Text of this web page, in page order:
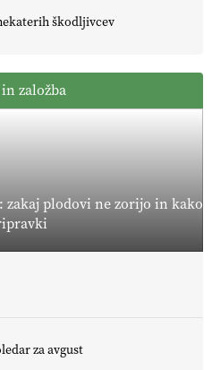
škodljivcev
založba
plodovi ne zorijo in kako
za avgust